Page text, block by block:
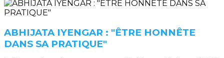
ABHIJATA IYENGAR : "ÊTRE HONNÊTE
DANS SA PRATIQUE"